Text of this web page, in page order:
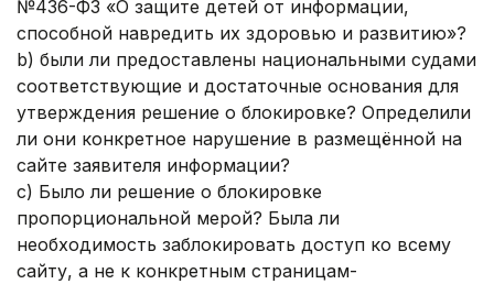
№436-ФЗ «О защите детей от информации,
способной навредить их здоровью и развитию»?
b) были ли предоставлены национальными судами
соответствующие и достаточные основания для
утверждения решение о блокировке? Определили
ли они конкретное нарушение в размещённой на
сайте заявителя информации?
c) Было ли решение о блокировке
пропорциональной мерой? Была ли
необходимость заблокировать доступ ко всему
сайту, а не к конкретным страницам-